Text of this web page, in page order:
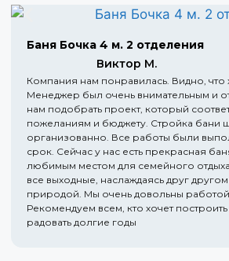
Баня Бочка 4 м. 2 отделения
Виктор М.
Компания нам понравилась. Видно,
Менеджер был очень внимательным и
нам подобрать проект, который
пожеланиям и бюджету. Стройка бани
организованно. Все работы были
срок. Сейчас у нас есть прекрасная
любимым местом для семейного
все выходные, наслаждаясь друг
природой. Мы очень довольны
Рекомендуем всем, кто хочет
радовать долгие годы